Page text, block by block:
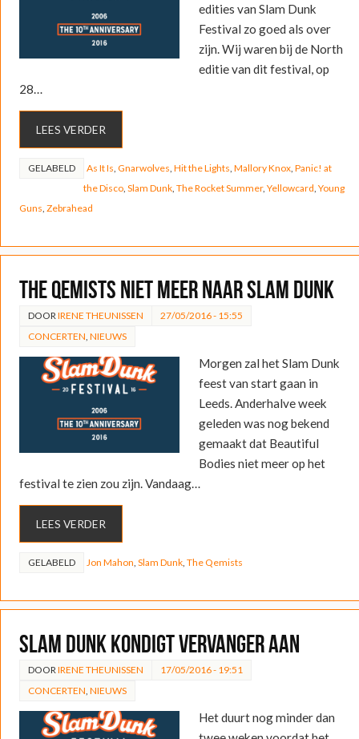
edities van Slam Dunk
Festival zo goed als over
zijn. Wij waren bij de North
editie van dit festival, op
28…
LEES VERDER
GELABELD As It Is Gnarwolves Hit the Lights Mallory Knox, Panic! at
the Disco, Slam Dunk, The Rocket Summer, Yellowcard Young
Guns Zebrahead
The Qemists niet meer naar Slam Dunk
DOOR IRENE THEUNISSEN
27/05/2016 - 15:55
CONCERTEN NIEUWS
Morgen zal het Slam Dunk
feest van start gaan in
Leeds. Anderhalve week
geleden was nog bekend
gemaakt dat Beautiful
Bodies niet meer op het
festival te zien zou zijn. Vandaag…
LEES VERDER
GELABELD Jon Mahon Slam Dunk, The Qemists
Slam Dunk kondigt vervanger aan
DOOR IRENE THEUNISSEN
17/05/2016 - 19:51
CONCERTEN NIEUWS
Het duurt nog minder dan